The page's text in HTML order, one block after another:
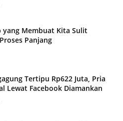
yang Membuat Kita Sulit
Panjang
Tertipu Rp622 Juta, Pria
Lewat Facebook Diamankan